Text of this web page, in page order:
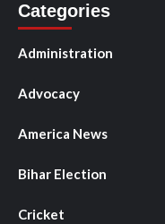
Categories
Administration
Advocacy
America News
Bihar Election
Cricket